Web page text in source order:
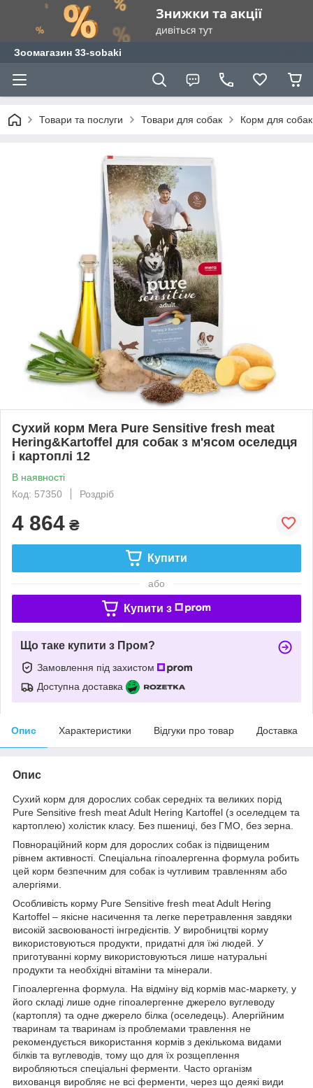
Зоомагазин 33-sobaki
Товари та послуги Товари для собак Корм для собак
Сухий корм Mera Pure Sensitive fresh meat
Hering&Kartoffel для собак з м'ясом оселедця
і картоплі 12
В наявності
Код: 57350
Роздріб
4 864 ₴
Купити
або
Купити з
Що таке купити з Пром?
Замовлення під захистом
Доступна доставка
Опис Характеристики Відгуки про товар Доставка
Опис
Сухий корм для дорослих собак середніх та великих порід
Рure Sensitive fresh meat Adult Hering Kartoffel (з оселедцем та
картоплею) холістик класу. Без пшениці, без ГМО, без зерна.
Повнораційний корм для дорослих собак із підвищеним
рівнем активності. Спеціальна гіпоалергенна формула робить
цей корм безпечним для собак із чутливим травленням або
алергіями.
Особливість корму Pure Sensitive fresh meat Adult Hering
Kartoffel – якісне насичення та легке перетравлення завдяки
високій засвоюваності інгредієнтів. У виробництві корму
використовуються продукти, придатні для їжі людей. У
приготуванні корму використовуються лише натуральні
продукти та необхідні вітаміни та мінерали.
Гіпоалергенна формула.
На відміну від кормів мас-маркету, у
його складі лише одне гіпоалергенне джерело вуглеводу
(картопля) та одне джерело білка (оселедець). Алергійним
тваринам та тваринам із проблемами травлення не
рекомендується використання кормів з декількома видами
білків та вуглеводів, тому що для їх розщеплення
виробляються спеціальні ферменти. Часто організм
вихованця виробляє не всі ферменти, через що деякі види